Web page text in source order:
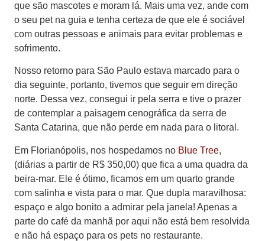
que são mascotes e moram lá. Mais uma vez, ande com
o seu pet na guia e tenha certeza de que ele é sociável
com outras pessoas e animais para evitar problemas e
sofrimento.
Nosso retorno para São Paulo estava marcado para o
dia seguinte, portanto, tivemos que seguir em direção
norte. Dessa vez, consegui ir pela serra e tive o prazer
de contemplar a paisagem cenográfica da serra de
Santa Catarina, que não perde em nada para o litoral.
Em Florianópolis, nos hospedamos no Blue Tree,
(diárias a partir de R$ 350,00) que fica a uma quadra da
beira-mar. Ele é ótimo, ficamos em um quarto grande
com salinha e vista para o mar. Que dupla maravilhosa:
espaço e algo bonito a admirar pela janela! Apenas a
parte do café da manhã por aqui não está bem resolvida
e não há espaço para os pets no restaurante.